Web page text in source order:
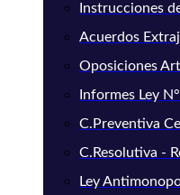
Instrucciones
Acuerdos
Oposiciones
Informes Ley
C.Preventiva
C.Resolutiva -
Ley